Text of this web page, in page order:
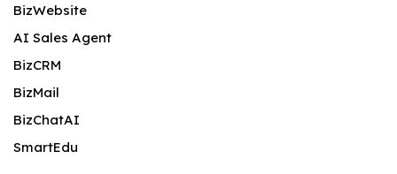
BizWebsite
AI Sales Agent
BizCRM
BizMail
BizChatAI
SmartEdu